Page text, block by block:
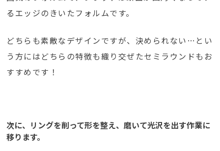
るエッジのきいたフォルムです。
どちらも素敵なデザインですが、決められない…とい
う方にはどちらの特徴も織り交ぜたセミラウンドもお
すすめです！
次に、リングを削って形を整え、磨いて光沢を出す作業に
移ります。